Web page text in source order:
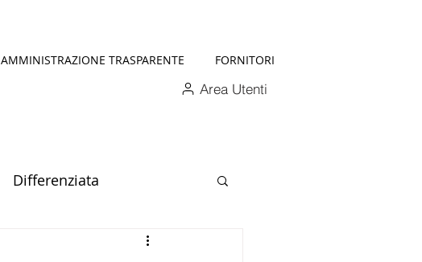
AMMINISTRAZIONE TRASPARENTE FORNITORI
Area Utenti
Differenziata